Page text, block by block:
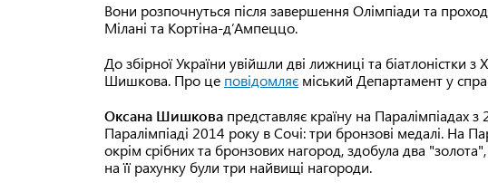
Вони розпочнуться після завершення Олімпіади та
Мілані та Кортіна-д’Ампеццо.
До збірної України увійшли дві лижниці та
Шишкова. Про це повідомляє міський Департамент у
Оксана Шишкова представляє країну на Паралімпіадах
Паралімпіаді 2014 року в Сочі: три бронзові медалі. На
окрім срібних та бронзових нагород, здобула два
на її рахунку були три найвищі нагороди.